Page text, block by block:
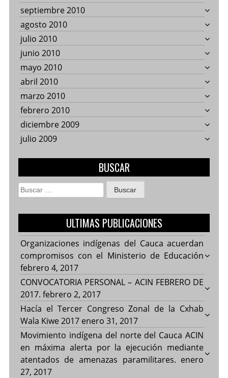
septiembre 2010
agosto 2010
julio 2010
junio 2010
mayo 2010
abril 2010
marzo 2010
febrero 2010
diciembre 2009
julio 2009
BUSCAR
Buscar:
ULTIMAS PUBLICACIONES
Organizaciones indígenas del Cauca acuerdan
compromisos con el Ministerio de Educación
febrero 4, 2017
CONVOCATORIA PERSONAL – ACIN FEBRERO DE
2017. febrero 2, 2017
Hacía el Tercer Congreso Zonal de la Cxhab
Wala Kiwe 2017 enero 31, 2017
Movimiento indígena del norte del Cauca ACIN
en máxima alerta por la ejecución mediante
atentados de amenazas paramilitares. enero
27, 2017